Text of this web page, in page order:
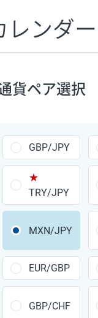
りの
170円
106円
28円
38円
34円
レンダー
貨ペア選択
GBP/JPY
★
TRY/JPY
MXN/JPY
EUR/GBP
GBP/CHF